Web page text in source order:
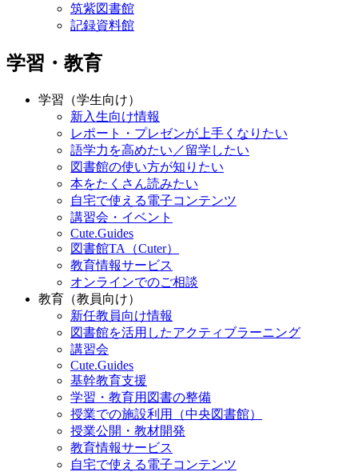
筑紫図書館
記録資料館
学習・教育
学習（学生向け）
新入生向け情報
レポート・プレゼンが上手くなりたい
語学力を高めたい／留学したい
図書館の使い方が知りたい
本をたくさん読みたい
自宅で使える電子コンテンツ
講習会・イベント
Cute.Guides
図書館TA（Cuter）
教育情報サービス
オンラインでのご相談
教育（教員向け）
新任教員向け情報
図書館を活用したアクティブラーニング
講習会
Cute.Guides
基幹教育支援
学習・教育用図書の整備
授業での施設利用（中央図書館）
授業公開・教材開発
教育情報サービス
自宅で使える電子コンテンツ